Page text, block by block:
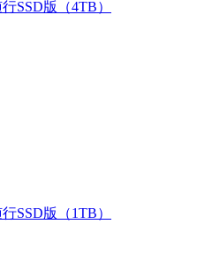
SSD版（4TB）
SSD版（1TB）